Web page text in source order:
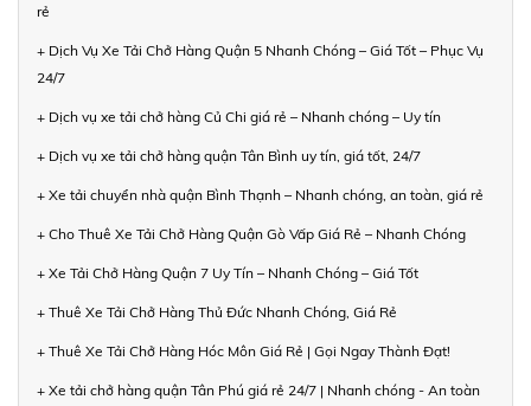
rẻ
+ Dịch Vụ Xe Tải Chở Hàng Quận 5 Nhanh Chóng – Giá Tốt – Phục Vụ
24/7
+ Dịch vụ xe tải chở hàng Củ Chi giá rẻ – Nhanh chóng – Uy tín
+ Dịch vụ xe tải chở hàng quận Tân Bình uy tín, giá tốt, 24/7
+ Xe tải chuyển nhà quận Bình Thạnh – Nhanh chóng, an toàn, giá rẻ
+ Cho Thuê Xe Tải Chở Hàng Quận Gò Vấp Giá Rẻ – Nhanh Chóng
+ Xe Tải Chở Hàng Quận 7 Uy Tín – Nhanh Chóng – Giá Tốt
+ Thuê Xe Tải Chở Hàng Thủ Đức Nhanh Chóng, Giá Rẻ
+ Thuê Xe Tải Chở Hàng Hóc Môn Giá Rẻ | Gọi Ngay Thành Đạt!
+ Xe tải chở hàng quận Tân Phú giá rẻ 24/7 | Nhanh chóng - An toàn